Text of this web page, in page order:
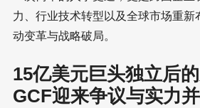
力、行业技术转型以及全球市场重新
动变革与战略破局。
15亿美元巨头独立后的
GCF迎来争议与实力